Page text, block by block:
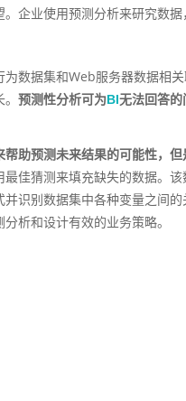
企业使用预测分析来研究数
数据集和Web服务器数据相
。预测性分析可为BI无法回答
助预测未来结果的可能性，
佳猜测来填充缺失的数据。该
识别数据集中各种变量之间
析和设计有效的业务策略。